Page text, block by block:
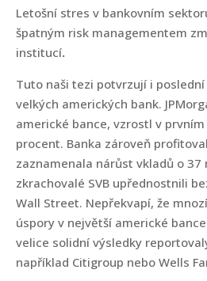
Letošní stres v bankovním
špatným risk managementem
institucí.
Tuto naši tezi potvrzují i
velkých amerických bank.
americké bance, vzrostl v
procent. Banka zároveň
zaznamenala nárůst vkladů o
zkrachovalé SVB upřednostnili
Wall Street. Nepřekvapí, že
úspory v největší americké
velice solidní výsledky
například Citigroup nebo Wells